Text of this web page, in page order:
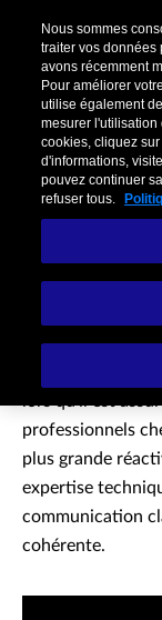
Chaque
mérite de
lors qu’il est
professionnels
plus grande
expertise
communication
cohérente.
Nous sommes
traiter vos données
avons récemment
Pour améliorer
utilise également
mesurer l'utilisation
cookies, cliquez
d'informations,
pouvez continuer
refuser tous.